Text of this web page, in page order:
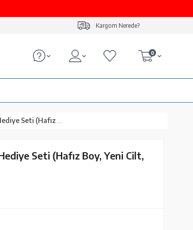
Kargom Nerede?
0
Boy, Yeni Cilt, Gold)
Seti (Hafız Boy, Yeni Cilt,